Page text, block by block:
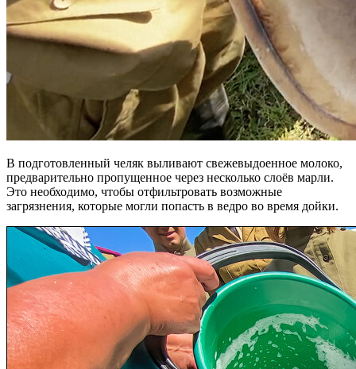
В подготовленный челяк выливают свежевыдоенное молоко,
предварительно пропущенное через несколько слоёв марли.
Это необходимо, чтобы отфильтровать возможные
загрязнения, которые могли попасть в ведро во время дойки.